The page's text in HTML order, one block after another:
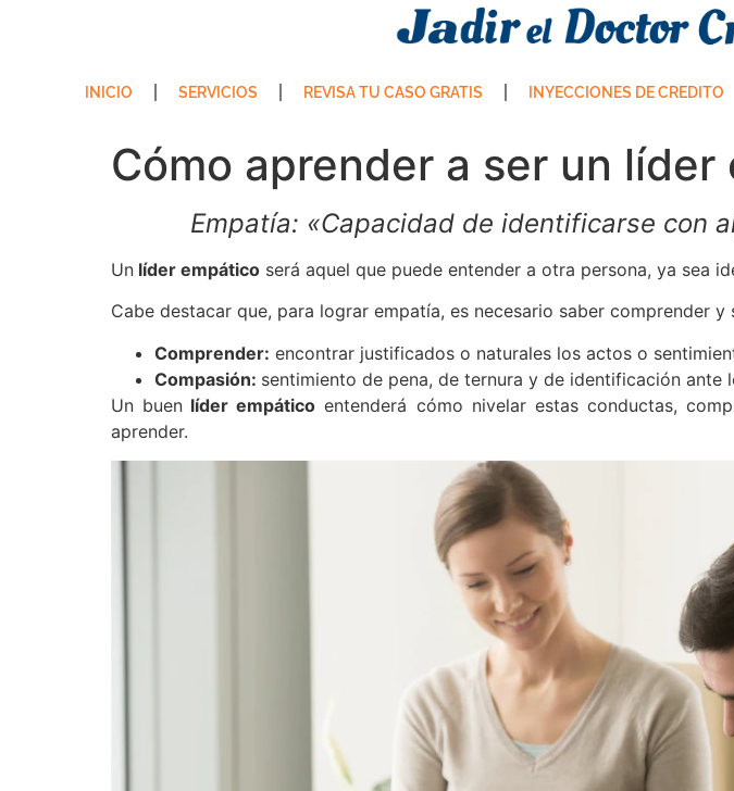
INICIO SERVICIOS REVISA TU CASO GRATIS INYECCIONES DE CREDITO
Cómo aprender a ser un líder
Empatía: «Capacidad de identificarse con
Un líder empático será aquel que puede entender a otra persona, ya sea
Cabe destacar que, para lograr empatía, es necesario saber comprender
Comprender: encontrar justificados o naturales los actos o
Compasión: sentimiento de pena, de ternura y de identificación ante
Un buen líder empático entenderá cómo nivelar estas conductas,
aprender.